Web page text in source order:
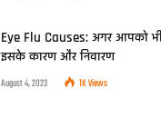
Eye Flu Causes: अगर आपको
इसके कारण और निवारण
August 4, 2023 1KViews